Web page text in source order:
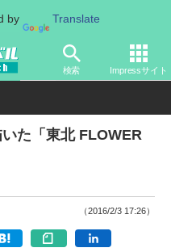
by Translate
検索 Impressサイト
飛行機
た「東北 FLOWER
（2016/2/3 17:26）